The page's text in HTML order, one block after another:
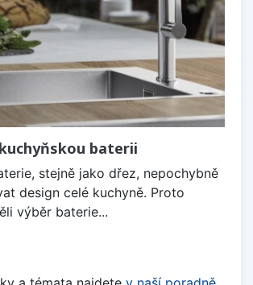
baterii
stejně jako dřez, nepochybně
design celé kuchyně. Proto
výběr baterie...